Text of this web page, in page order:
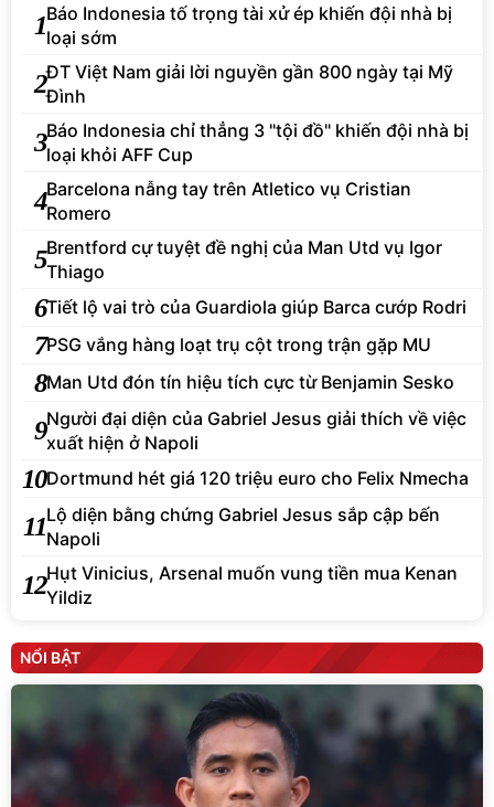
1Báo Indonesia tố trọng tài xử ép khiến đội nhà bị
loại sớm
2ĐT Việt Nam giải lời nguyền gần 800 ngày tại Mỹ
Đình
3Báo Indonesia chỉ thẳng 3 "tội đồ" khiến đội nhà bị
loại khỏi AFF Cup
4Barcelona nẫng tay trên Atletico vụ Cristian
Romero
5Brentford cự tuyệt đề nghị của Man Utd vụ Igor
Thiago
6Tiết lộ vai trò của Guardiola giúp Barca cướp Rodri
7PSG vắng hàng loạt trụ cột trong trận gặp MU
8Man Utd đón tín hiệu tích cực từ Benjamin Sesko
9Người đại diện của Gabriel Jesus giải thích về việc
xuất hiện ở Napoli
10Dortmund hét giá 120 triệu euro cho Felix Nmecha
11Lộ diện bằng chứng Gabriel Jesus sắp cập bến
Napoli
12Hụt Vinicius, Arsenal muốn vung tiền mua Kenan
Yildiz
NỔI BẬT